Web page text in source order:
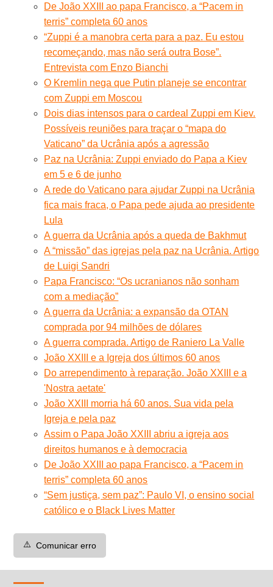
De João XXIII ao papa Francisco, a “Pacem in
terris” completa 60 anos
“Zuppi é a manobra certa para a paz. Eu estou
recomeçando, mas não será outra Bose”.
Entrevista com Enzo Bianchi
O Kremlin nega que Putin planeje se encontrar
com Zuppi em Moscou
Dois dias intensos para o cardeal Zuppi em Kiev.
Possíveis reuniões para traçar o “mapa do
Vaticano” da Ucrânia após a agressão
Paz na Ucrânia: Zuppi enviado do Papa a Kiev
em 5 e 6 de junho
A rede do Vaticano para ajudar Zuppi na Ucrânia
fica mais fraca, o Papa pede ajuda ao presidente
Lula
A guerra da Ucrânia após a queda de Bakhmut
A “missão” das igrejas pela paz na Ucrânia. Artigo
de Luigi Sandri
Papa Francisco: “Os ucranianos não sonham
com a mediação”
A guerra da Ucrânia: a expansão da OTAN
comprada por 94 milhões de dólares
A guerra comprada. Artigo de Raniero La Valle
João XXIII e a Igreja dos últimos 60 anos
Do arrependimento à reparação. João XXIII e a
'Nostra aetate'
João XXIII morria há 60 anos. Sua vida pela
Igreja e pela paz
Assim o Papa João XXIII abriu a igreja aos
direitos humanos e à democracia
De João XXIII ao papa Francisco, a “Pacem in
terris” completa 60 anos
“Sem justiça, sem paz”: Paulo VI, o ensino social
católico e o Black Lives Matter
⚠️ Comunicar erro